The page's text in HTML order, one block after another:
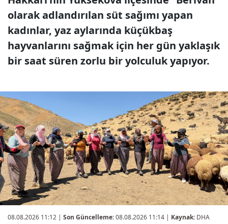
olarak adlandırılan süt sağımı yapan
kadınlar, yaz aylarında küçükbaş
hayvanlarını sağmak için her gün yaklaşık
bir saat süren zorlu bir yolculuk yapıyor.
08.08.2026 11:12 | Son Güncelleme:08.08.2026 11:14 | Kaynak: DHA